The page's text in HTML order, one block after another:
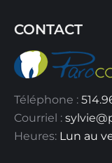
CONTACT
Téléphone :
Courriel :
Heures: Lun au